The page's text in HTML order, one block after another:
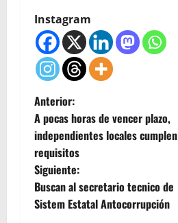
Instagram
N
a
v
e
Anterior:
A pocas horas de vencer plazo,
independientes locales cumplen
requisitos
Siguiente:
Buscan al secretario tecnico de
Sistem Estatal Antocorrupción